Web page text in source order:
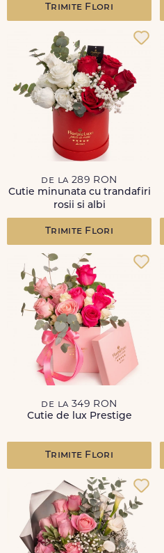
Trimite Flori
de la 289 RON
Cutie minunata cu trandafiri
rosii si albi
Trimite Flori
de la 349 RON
Cutie de lux Prestige
Trimite Flori